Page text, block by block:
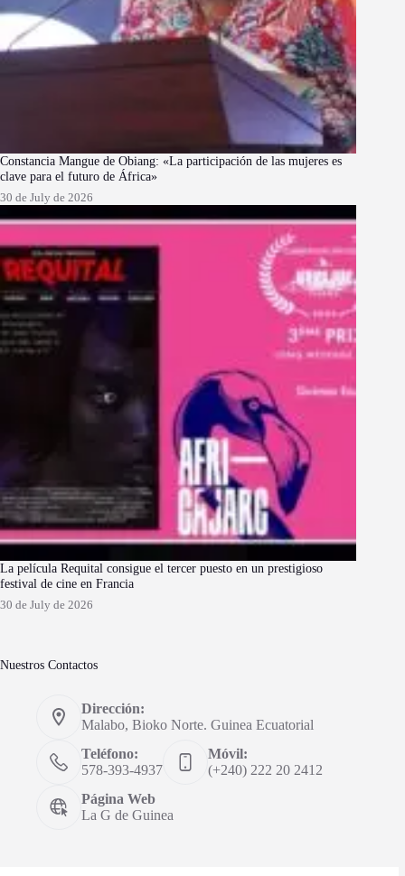
Constancia Mangue de Obiang: «La participación de las mujeres es
clave para el futuro de África»
30 de July de 2026
La película Requital consigue el tercer puesto en un prestigioso
festival de cine en Francia
30 de July de 2026
Nuestros Contactos
Dirección:
Malabo, Bioko Norte. Guinea Ecuatorial
Teléfono:
578-393-4937
Móvil:
(+240) 222 20 2412
Página Web
La G de Guinea